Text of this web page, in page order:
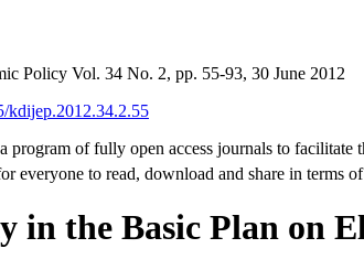
Policy Vol. 34 No. 2, pp. 55-93, 30 June 2012
kdijep.2012.34.2.55
program of fully open access journals to
everyone to read, download and share in terms
in the Basic Plan on